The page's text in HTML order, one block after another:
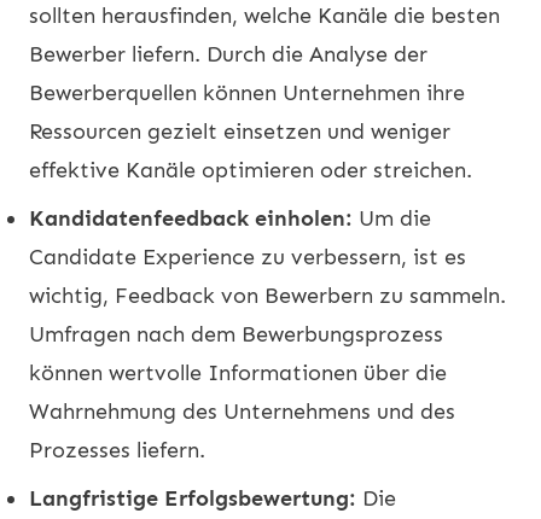
sollten herausfinden, welche Kanäle die besten
Bewerber liefern. Durch die Analyse der
Bewerberquellen können Unternehmen ihre
Ressourcen gezielt einsetzen und weniger
effektive Kanäle optimieren oder streichen.
Kandidatenfeedback einholen: Um die
Candidate Experience zu verbessern, ist es
wichtig, Feedback von Bewerbern zu sammeln.
Umfragen nach dem Bewerbungsprozess
können wertvolle Informationen über die
Wahrnehmung des Unternehmens und des
Prozesses liefern.
Langfristige Erfolgsbewertung: Die